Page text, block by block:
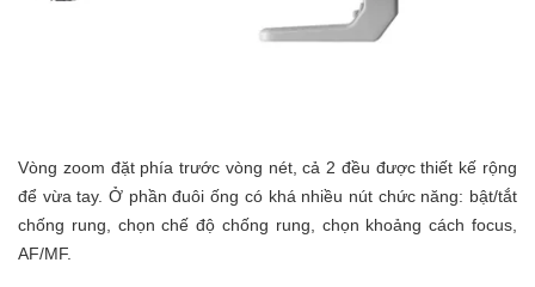
Vòng zoom đặt phía trước vòng nét, cả 2 đều được thiết kế rộng
để vừa tay. Ở phần đuôi ống có khá nhiều nút chức năng: bật/tắt
chống rung, chọn chế độ chống rung, chọn khoảng cách focus,
AF/MF.